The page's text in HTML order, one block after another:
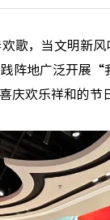
，当文明新风
阵地广泛开
庆欢乐祥和的节